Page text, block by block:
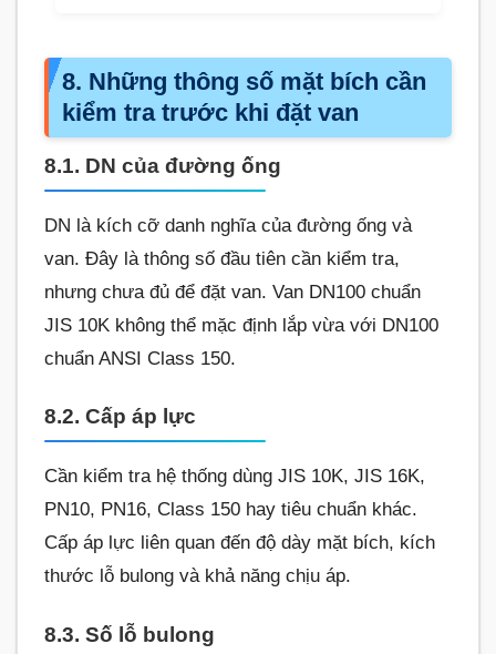
8. Những thông số mặt bích cần
kiểm tra trước khi đặt van
8.1. DN của đường ống
DN là kích cỡ danh nghĩa của đường ống và
van. Đây là thông số đầu tiên cần kiểm tra,
nhưng chưa đủ để đặt van. Van DN100 chuẩn
JIS 10K không thể mặc định lắp vừa với DN100
chuẩn ANSI Class 150.
8.2. Cấp áp lực
Cần kiểm tra hệ thống dùng JIS 10K, JIS 16K,
PN10, PN16, Class 150 hay tiêu chuẩn khác.
Cấp áp lực liên quan đến độ dày mặt bích, kích
thước lỗ bulong và khả năng chịu áp.
8.3. Số lỗ bulong